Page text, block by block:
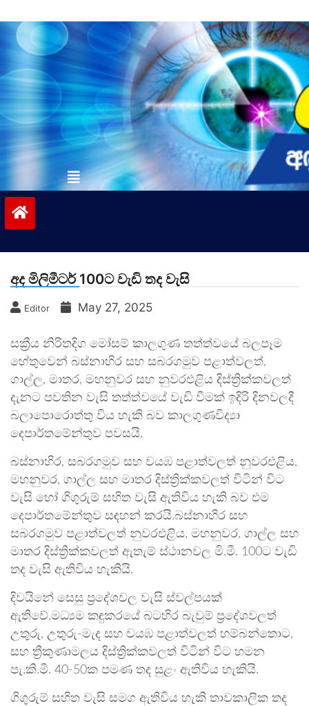
to
contentvinivida.lk
අද මිලිමීටර් 100ට වැඩි තද වැසි
Editor May 27, 2025
සක්‍රීය නිරිතදිග මෝසම් කාලගුණ තත්ත්වයේ බලපෑම
හේතුවෙන් බස්නාහිර සහ සබරගමුව පළාත්වලත්,
ගාල්ල, මාතර, මහනුවර සහ නුවරඑළිය දිස්ත්‍රික්කවලත්
දැනට පවතින වැසි තත්ත්වයේ වැඩි වීමක් ඉදිරි දිනවලදී
බලාපොරොත්තු විය හැකි බව කාලගුණවිද්‍යා
දෙපාර්තමේන්තුව පවසයි.
බස්නාහිර, සබරගමුව සහ වයඹ පළාත්වලත් නුවරඑළිය,
මහනුවර, ගාල්ල සහ මාතර දිස්ත්‍රික්කවලත් විටින් විට
වැසි හෝ ගිගුරුම් සහිත වැසි ඇතිවිය හැකි බව එම
දෙපාර්තමේන්තුව සඳහන් කරයි.බස්නාහිර සහ
සබරගමුව පළාත්වලත් නුවරඑළිය, මහනුවර, ගාල්ල සහ
මාතර දිස්ත්‍රික්කවලත් ඇතැම් ස්ථානවල මි.මී. 100ට වැඩි
තද වැසි ඇතිවිය හැකියි.
දිවයිනේ සෙසු ප්‍රදේශවල වැසි ස්වල්පයක්
ඇතිවේ.මධ්‍යම කඳුකරයේ බටහිර බැවුම් ප්‍රදේශවලත්
උතුරු, උතුරු-මැද සහ වයඹ පළාත්වලත් හම්බන්තොට,
සහ ත්‍රීකුණාමලය දිස්ත්‍රික්කවලත් විටින් විට හමන
පැ.කි.මී. 40-50ක පමණ තද සුළං ඇතිවිය හැකියි.
ගිගුරුම් සහිත වැසි සමග ඇතිවිය හැකි තාවකාලික තද